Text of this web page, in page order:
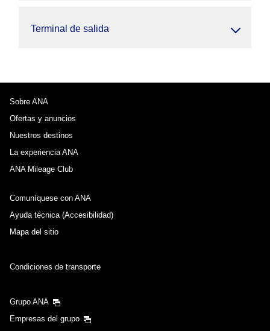
Terminal de salida
Sobre ANA
Ofertas y anuncios
Nuestros destinos
La experiencia ANA
ANA Mileage Club
Comuníquese con ANA
Ayuda técnica (Accesibilidad)
Mapa del sitio
Condiciones de transporte
Grupo ANA
Empresas del grupo